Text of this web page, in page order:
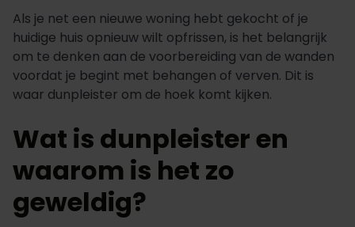
Als je net een nieuwe woning hebt gekocht of je
huidige huis opnieuw wilt opfrissen, is het belangrijk
om te denken aan de voorbereiding van de wanden
voordat je begint met behangen of verven. Dit is
waar dunpleister om de hoek komt kijken.
Wat is dunpleister en
waarom is het zo
geweldig?